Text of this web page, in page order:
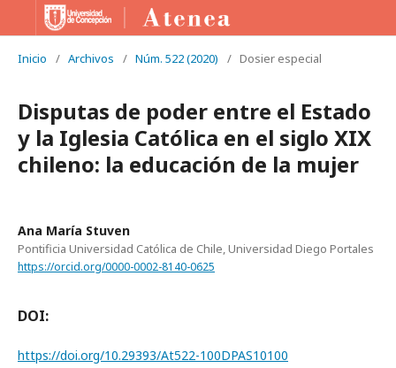
Inicio / Archivos / Núm. 522 (2020) / Dosier especial
Disputas de poder entre el Estado
y la Iglesia Católica en el siglo XIX
chileno: la educación de la mujer
Ana María Stuven
Pontificia Universidad Católica de Chile, Universidad Diego Portales
https://orcid.org/0000-0002-8140-0625
DOI:
https://doi.org/10.29393/At522-100DPAS10100